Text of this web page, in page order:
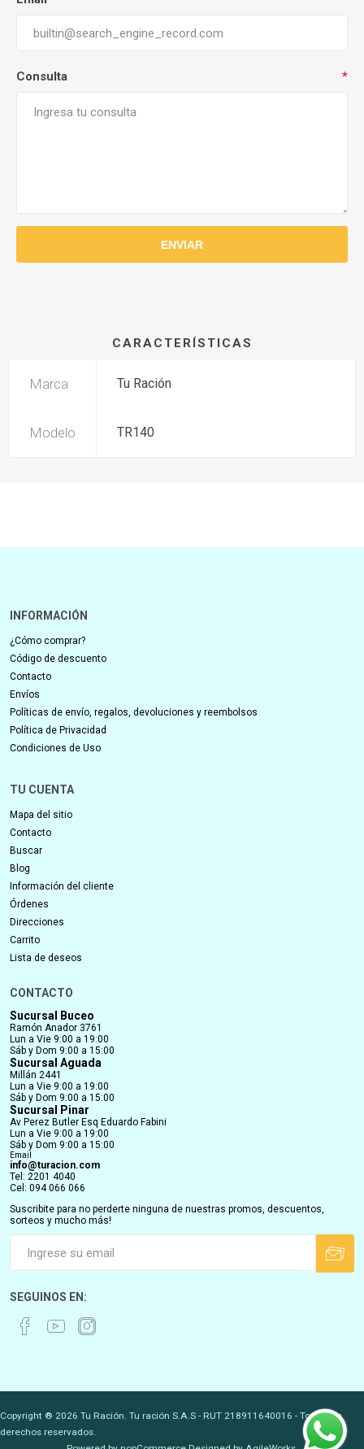
Consulta *
CARACTERÍSTICAS
Marca Tu Ración
Modelo TR140
INFORMACIÓN
¿Cómo comprar?
Código de descuento
Contacto
Envíos
Políticas de envío, regalos, devoluciones y reembolsos
Política de Privacidad
Condiciones de Uso
TU CUENTA
Mapa del sitio
Contacto
Buscar
Blog
Información del cliente
Órdenes
Direcciones
Carrito
Lista de deseos
CONTACTO
Sucursal Buceo
Ramón Anador 3761
Lun a Vie 9:00 a 19:00
Sáb y Dom 9:00 a 15:00
Sucursal Aguada
Millán 2441
Lun a Vie 9:00 a 19:00
Sáb y Dom 9:00 a 15:00
Sucursal Pinar
Av Perez Butler Esq Eduardo Fabini
Lun a Vie 9:00 a 19:00
Sáb y Dom 9:00 a 15:00
Email
info@turacion.com
Tel: 2201 4040
Cel: 094 066 066
Suscribite para no perderte ninguna de nuestras promos, descuentos,
sorteos y mucho más!
SEGUINOS EN:
Copyright ® 2026 Tu Ración. Tu ración S.A.S - RUT 218911640016 - Todos los
derechos reservados.